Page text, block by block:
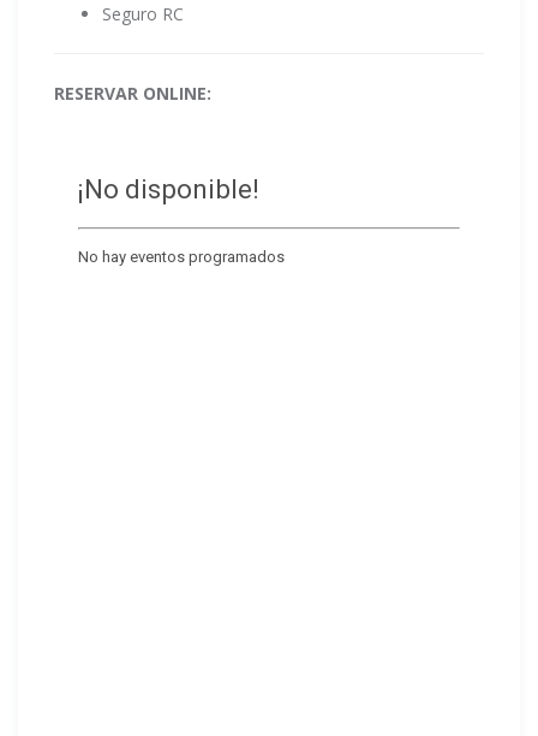
Seguro RC
RESERVAR ONLINE: